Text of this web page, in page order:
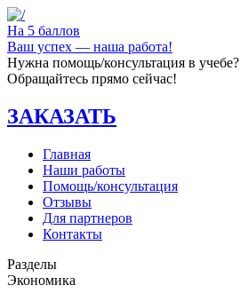
На 5 баллов
Ваш успех — наша работа!
Нужна помощь/консультация в учебе?
Обращайтесь прямо сейчас!
ЗАКАЗАТЬ
Главная
Наши работы
Помощь/консультация
Отзывы
Для партнеров
Контакты
Разделы
Экономика